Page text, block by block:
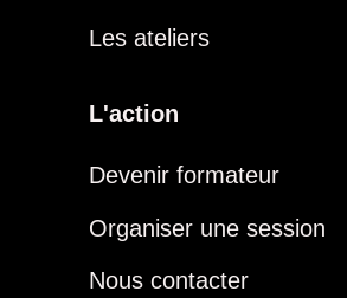
Les ateliers
L'action
Devenir formateur
Organiser une session
Nous contacter